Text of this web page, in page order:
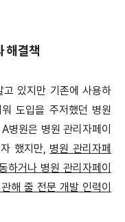
해결책
있지만 기존에 사용하
도입을 주저했던 병원
병원은 병원 관리자페이
했지만, 병원 관리자페
하거나 병원 관리자페이
해 줄 전문 개발 인력이